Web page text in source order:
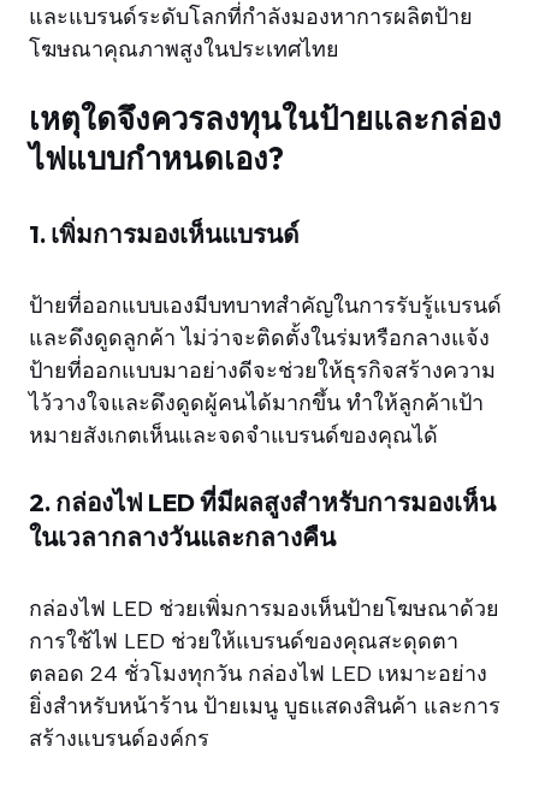
และแบรนด์ระดับโลกที่กำลังมองหาการผลิตป้าย
โฆษณาคุณภาพสูงในประเทศไทย
เหตุใดจึงควรลงทุนในป้ายและกล่อง
ไฟแบบกำหนดเอง?
1. เพิ่มการมองเห็นแบรนด์
ป้ายที่ออกแบบเองมีบทบาทสำคัญในการรับรู้แบรนด์
และดึงดูดลูกค้า ไม่ว่าจะติดตั้งในร่มหรือกลางแจ้ง
ป้ายที่ออกแบบมาอย่างดีจะช่วยให้ธุรกิจสร้างความ
ไว้วางใจและดึงดูดผู้คนได้มากขึ้น ทำให้ลูกค้าเป้า
หมายสังเกตเห็นและจดจำแบรนด์ของคุณได้
2. กล่องไฟ LED ที่มีผลสูงสำหรับการมองเห็น
ในเวลากลางวันและกลางคืน
กล่องไฟ LED ช่วยเพิ่มการมองเห็นป้ายโฆษณาด้วย
การใช้ไฟ LED ช่วยให้แบรนด์ของคุณสะดุดตา
ตลอด 24 ชั่วโมงทุกวัน กล่องไฟ LED เหมาะอย่าง
ยิ่งสำหรับหน้าร้าน ป้ายเมนู บูธแสดงสินค้า และการ
สร้างแบรนด์องค์กร